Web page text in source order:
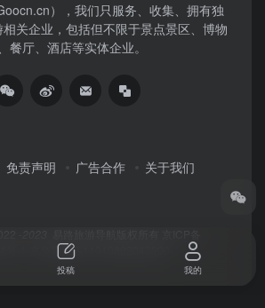
），我们只服务、收集、拥有独
关企业，包括但不限于景点景区、博物
餐厅、酒店等实体企业。
免责声明 广告合作 关于我们
京公网安备11010802043200
投稿 我的